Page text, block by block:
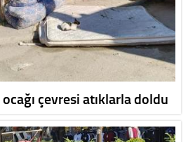
çevresi atıklarla doldu